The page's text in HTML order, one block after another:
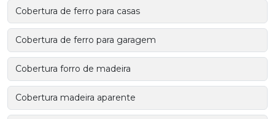
Cobertura de ferro para casas
Cobertura de ferro para garagem
Cobertura forro de madeira
Cobertura madeira aparente